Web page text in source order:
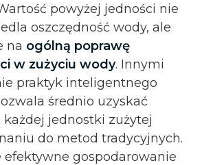
powyżej jedności nie
oszczędność wody, ale
na ogólną poprawę
w zużyciu wody. Innymi
praktyk inteligentnego
średnio uzyskać
każdej jednostki zużytej
do metod tradycyjnych.
efektywne gospodarowanie